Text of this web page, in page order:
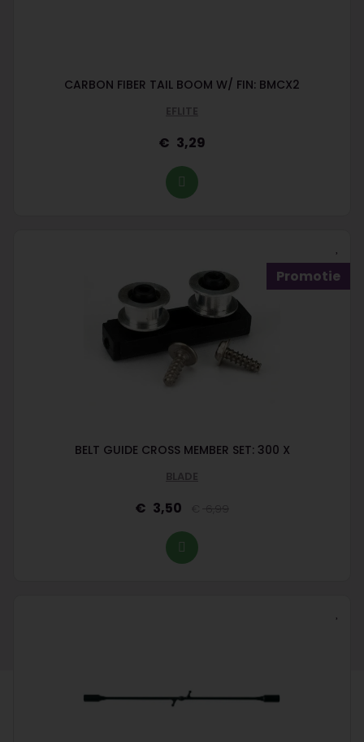
CARBON FIBER TAIL BOOM W/ FIN: BMCX2
EFLITE
3,29
Promotie
BELT GUIDE CROSS MEMBER SET: 300 X
BLADE
3,50 6,99